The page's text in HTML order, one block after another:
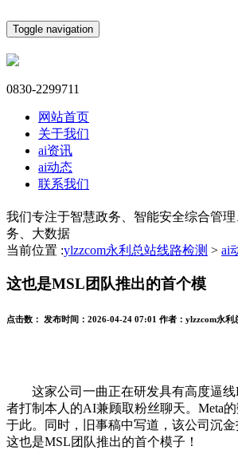
Toggle navigation
0830-2299711
网站首页
关于我们
ai资讯
ai动态
联系我们
我们专注于智慧政务、智能安全综合管
务、大数据
当前位置 :ylzzcom永利总站线路检测 > ai
这也是MSL团队推出的首个模
点击数： 发布时间： 2026-04-24 07:01 作者： ylzzcom永利
这家公司一曲正在研发具有高度逼线
者打制本人的AI兼顾取粉丝聊天。Meta
于此。同时，旧事稿中写道，该公司沉金
这也是MSL团队推出的首个模子！